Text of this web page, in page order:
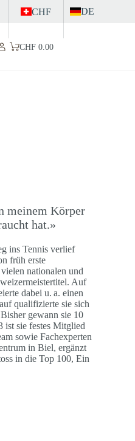
CHF DE
Warenkorb
CHF0.00
meinem Körper
hat.»
ins Tennis verlief
früh erste
nationalen und
Auf
dabei u. a. einen
qualifizierte sie sich
gewann sie 10
sie festes Mitglied
sowie Fachexperten
in Biel, ergänzt
in die Top 100, Ein